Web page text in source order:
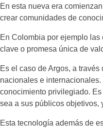
En esta nueva era
crear comunidades de
En Colombia por ejemplo
clave o promesa única de
Es el caso de Argos, a
nacionales e
conocimiento privilegiado.
sea a sus públicos objetivos,
Esta tecnología además de